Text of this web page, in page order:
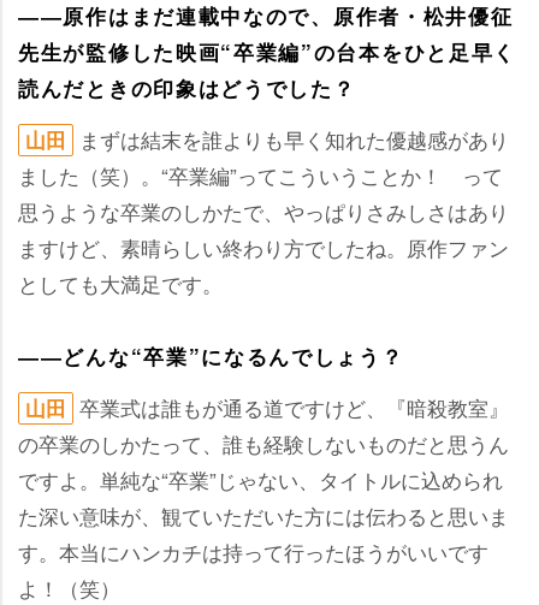
――原作はまだ連載中なので、原作者・松井優征
先生が監修した映画“卒業編”の台本をひと足早く
読んだときの印象はどうでした？
山田
まずは結末を誰よりも早く知れた優越感があり
ました（笑）。“卒業編”ってこういうことか！ って
思うような卒業のしかたで、やっぱりさみしさはあり
ますけど、素晴らしい終わり方でしたね。原作ファン
としても大満足です。
――どんな“卒業”になるんでしょう？
山田 卒業式は誰もが通る道ですけど、『暗殺教室』
の卒業のしかたって、誰も経験しないものだと思うん
ですよ。単純な“卒業”じゃない、タイトルに込められ
た深い意味が、観ていただいた方には伝わると思いま
す。本当にハンカチは持って行ったほうがいいです
よ！（笑）